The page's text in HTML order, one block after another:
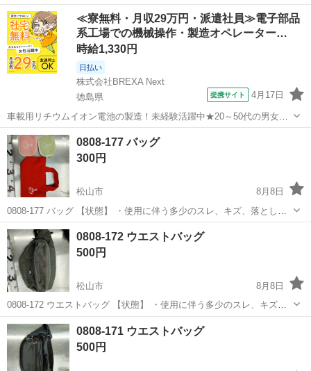
くらいだと思います
愛媛 松山市 余戸駅 靴 シューズ
≪寮無料・月収29万円・派遣社員≫電子部品
系工場での機械操作・製造オペレーター…
時給1,330円
日払い
株式会社BREXA Next
徳島県
提携サイト 4月17日
車載用リチウムイオン電池の製造！未経験活躍中★20～50代の男女活
躍中！寮費無料★備品付き1R寮完備！自宅からマイカー通勤OK！無料
駐車場完備◎正社員登用制度あり！《徳島県板野郡松茂町》 人気の工
場のお仕事 ◇車載用リチウ...
徳島 その他
0808-177 バッグ
300円
松山市
8月8日
0808-177 バッグ 【状態】 ・使用に伴う多少のスレ、キズ、落としき
れない汚れなどございます ・詳細は現地でご確認ください ・お値引き
は出来かねますのでご了承願います ※中古品のため、状態については
ご...
愛媛 松山市
0808-172 ウエストバッグ
500円
松山市
8月8日
0808-172 ウエストバッグ 【状態】 ・使用に伴う多少のスレ、キズ、
落としきれない汚れなどございます ・詳細は現地でご確認ください ・
お値引きは出来かねますのでご了承願います ※中古品のため、状態に
つ...
愛媛 松山市
0808-171 ウエストバッグ
500円